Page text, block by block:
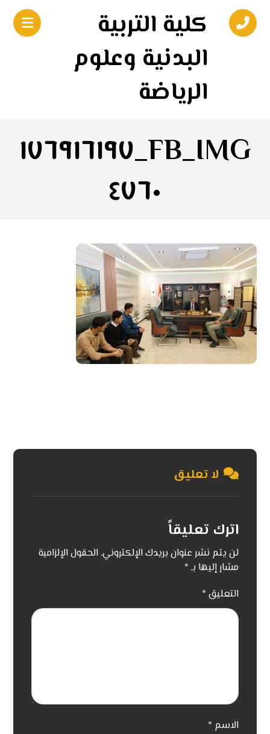
كلية التربية
البدنية وعلوم
الرياضة
FB_IMG_١٧٦٩١٦١٩٧
٤٧٦٠
لا تعليق
اترك تعليقاً
لن يتم نشر عنوان بريدك الإلكتروني. الحقول الإلزامية
مشار إليها بـ*
التعليق *
الاسم *